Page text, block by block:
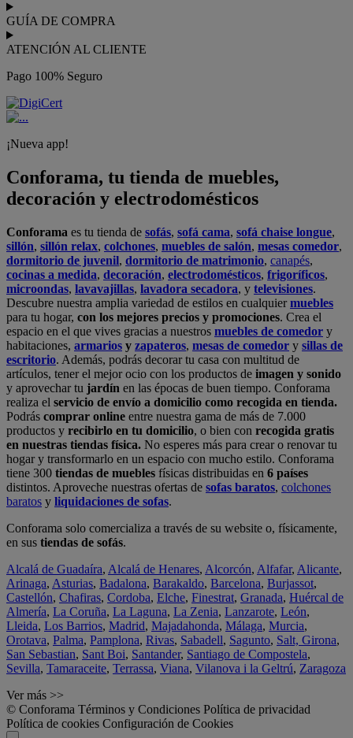
GUÍA DE COMPRA
ATENCIÓN AL CLIENTE
Pago 100% Seguro
¡Nueva app!
Conforama, tu tienda de muebles,
decoración y electrodomésticos
Conforama es tu tienda de sofás, sofá cama, sofá chaise longue,
sillón, sillón relax, colchones, muebles de salón, mesas comedor,
dormitorio de juvenil, dormitorio de matrimonio, canapés,
cocinas a medida, decoración, electrodomésticos, frigoríficos,
microondas, lavavajillas, lavadora secadora, y televisiones.
Descubre nuestra amplia variedad de estilos en cualquiermuebles
para tu hogar, con los mejores precios y promociones. Crea el
espacio en el que vives gracias a nuestros muebles de comedor y
habitaciones, armarios y zapateros, mesas de comedor y sillas de
escritorio. Además, podrás decorar tu casa con multitud de
artículos, tener el mejor ocio con los productos de imagen y sonido
y aprovechar tu jardín en las épocas de buen tiempo. Conforama
realiza el servicio de envío a domicilio como recogida en tienda.
Podrás comprar online entre nuestra gama de más de 7.000
productos y recibirlo en tu domicilio, o bien con recogida gratis
en nuestras tiendas física. No esperes más para crear o renovar tu
hogar y transformarlo en un espacio con mucho estilo. Conforama
tiene 300 tiendas de muebles físicas distribuidas en 6 países
distintos. Aproveche nuestras ofertas de sofas baratos, colchones
baratos y liquidaciones de sofas.
Conforama solo comercializa a través de su website o, físicamente,
en sus tiendas de sofás.
Alcalá de Guadaíra, Alcalá de Henares, Alcorcón, Alfafar, Alicante,
Arinaga, Asturias, Badalona, Barakaldo, Barcelona, Burjassot,
Castellón, Chafiras, Cordoba, Elche, Finestrat, Granada, Huércal de
Almería, La Coruña, La Laguna, La Zenia, Lanzarote, León,
Lleida, Los Barrios, Madrid, Majadahonda, Málaga, Murcia,
Orotava, Palma, Pamplona, Rivas, Sabadell, Sagunto, Salt, Girona,
San Sebastian, Sant Boi, Santander, Santiago de Compostela,
Sevilla, Tamaraceite, Terrassa, Viana, Vilanova i la Geltrú, Zaragoza
Ver más >>
© Conforama Términos y Condiciones Política de privacidad
Política de cookies Configuración de Cookies